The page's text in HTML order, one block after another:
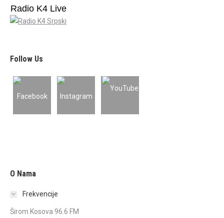
Radio K4 Live
Follow Us
O Nama
Frekvencije
Širom Kosova 96.6 FM